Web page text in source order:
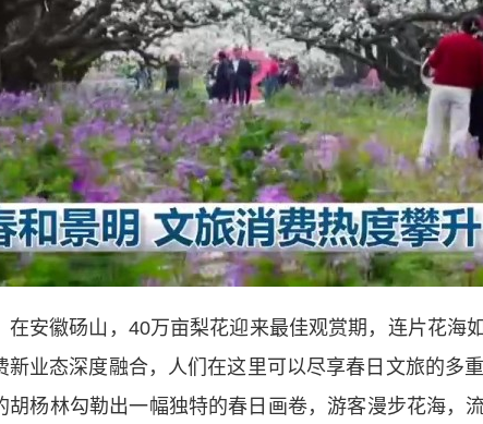
徽砀山，40万亩梨花迎来最佳观赏期，连片花海
新业态深度融合，人们在这里可以尽享春日文旅的多
胡杨林勾勒出一幅独特的春日画卷，游客漫步花海，